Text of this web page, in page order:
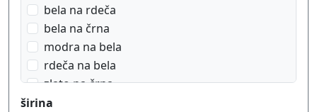
bela na rdeča
bela na črna
modra na bela
rdeča na bela
zlato na črna
črna na bela
širina